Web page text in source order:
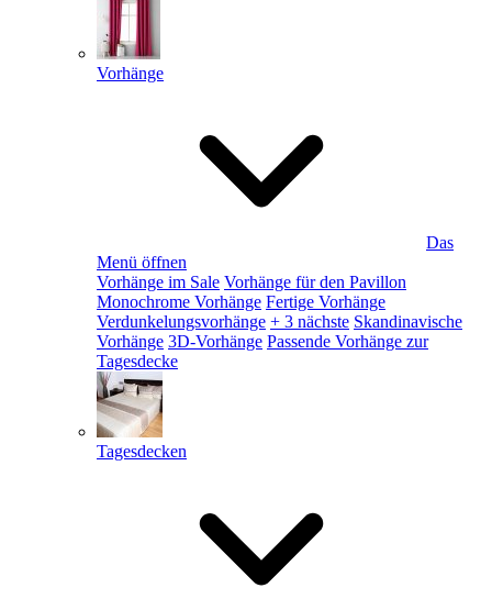
Vorhänge
Das
Menü öffnen
Vorhänge im Sale Vorhänge für den Pavillon
Monochrome Vorhänge Fertige Vorhänge
Verdunkelungsvorhänge + 3 nächste Skandinavische
Vorhänge 3D-Vorhänge Passende Vorhänge zur
Tagesdecke
Tagesdecken